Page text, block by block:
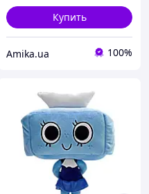
Купить
Amika.ua 100%